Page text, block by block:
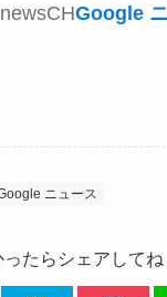
Google
ニュース
ったらシェアしてね